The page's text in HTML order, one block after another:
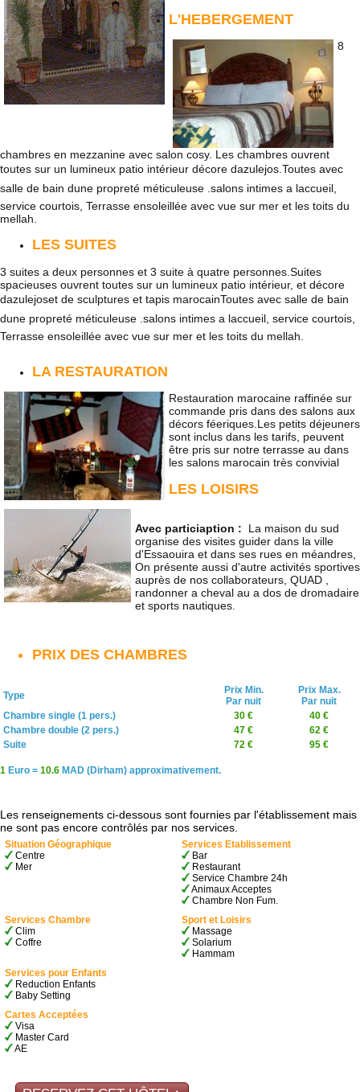
L'HEBERGEMENT
8
chambres en mezzanine avec salon cosy. Les chambres ouvrent
toutes sur un lumineux patio intérieur décore dazulejos.Toutes avec
salle de bain dune propreté méticuleuse .salons intimes a laccueil,
service courtois, Terrasse ensoleillée avec vue sur mer et les toits du
mellah.
LES SUITES
3 suites a deux personnes et 3 suite à quatre personnes.Suites
spacieuses ouvrent toutes sur un lumineux patio intérieur, et décore
dazulejoset de sculptures et tapis marocainToutes avec salle de bain
dune propreté méticuleuse .salons intimes a laccueil, service courtois,
Terrasse ensoleillée avec vue sur mer et les toits du mellah.
LA RESTAURATION
Restauration marocaine raffinée sur
commande pris dans des salons aux
décors féeriques.Les petits déjeuners
sont inclus dans les tarifs, peuvent
être pris sur notre terrasse au dans
les salons marocain très convivial
LES LOISIRS
Avec particiaption :
La maison du sud
organise des visites guider dans la ville
d'Essaouira et dans ses rues en méandres,
On présente aussi d'autre activités sportives
auprès de nos collaborateurs, QUAD ,
randonner a cheval au a dos de dromadaire
et sports nautiques.
PRIX DES CHAMBRES
Type
Prix Min.
Par nuit
Prix Max.
Par nuit
Chambre single (1 pers.)
30 €
40 €
Chambre double (2 pers.)
47 €
62 €
Suite
72 € 95 €
1 Euro = 10.6 MAD (Dirham) approximativement.
Les renseignements ci-dessous sont fournies par l'établissement mais
ne sont pas encore contrôlés par nos services.
Situation Géographique
Centre
Mer
Services Etablissement
Bar
Restaurant
Service Chambre 24h
Animaux Acceptes
Chambre Non Fum.
Services Chambre
Clim
Coffre
Sport et Loisirs
Massage
Solarium
Hammam
Services pour Enfants
Reduction Enfants
Baby Setting
Cartes Acceptées
Visa
Master Card
AE